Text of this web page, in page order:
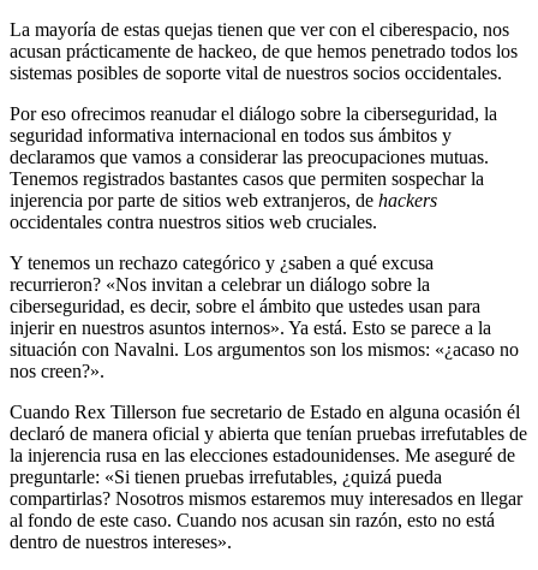
La mayoría de estas quejas tienen que ver con el ciberespacio, nos
acusan prácticamente de hackeo, de que hemos penetrado todos los
sistemas posibles de soporte vital de nuestros socios occidentales.
Por eso ofrecimos reanudar el diálogo sobre la ciberseguridad, la
seguridad informativa internacional en todos sus ámbitos y
declaramos que vamos a considerar las preocupaciones mutuas.
Tenemos registrados bastantes casos que permiten sospechar la
injerencia por parte de sitios web extranjeros, de hackers
occidentales contra nuestros sitios web cruciales.
Y tenemos un rechazo categórico y ¿saben a qué excusa
recurrieron? «Nos invitan a celebrar un diálogo sobre la
ciberseguridad, es decir, sobre el ámbito que ustedes usan para
injerir en nuestros asuntos internos». Ya está. Esto se parece a la
situación con Navalni. Los argumentos son los mismos: «¿acaso no
nos creen?».
Cuando Rex Tillerson fue secretario de Estado en alguna ocasión él
declaró de manera oficial y abierta que tenían pruebas irrefutables de
la injerencia rusa en las elecciones estadounidenses. Me aseguré de
preguntarle: «Si tienen pruebas irrefutables, ¿quizá pueda
compartirlas? Nosotros mismos estaremos muy interesados en llegar
al fondo de este caso. Cuando nos acusan sin razón, esto no está
dentro de nuestros intereses».